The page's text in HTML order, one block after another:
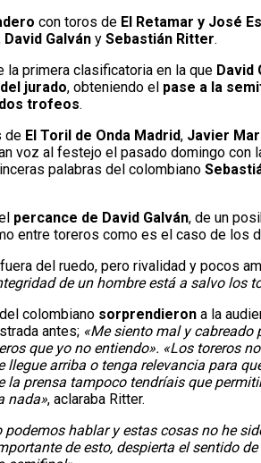
con toros de El Retamar y José
David Galván y Sebastián Ritter.
la primera clasificatoria en la que David
jurado, obteniendo el pase a la
dos trofeos.
de El Toril de Onda Madrid, Javier
voz al festejo el pasado domingo con
palabras del colombiano
percance de David Galván, de un
entre toreros como es el caso de los
del ruedo, pero rivalidad y pocos
de un hombre está a salvo los
del colombiano sorprendieron a la
antes; «Me siento mal y cabreado
que yo no entiendo». «Los toreros
llegue arriba o tenga relevancia para
la prensa tampoco tendríais que
nada», aclaraba Ritter.
podemos hablar y estas cosas no he
de esto, despierta el sentido